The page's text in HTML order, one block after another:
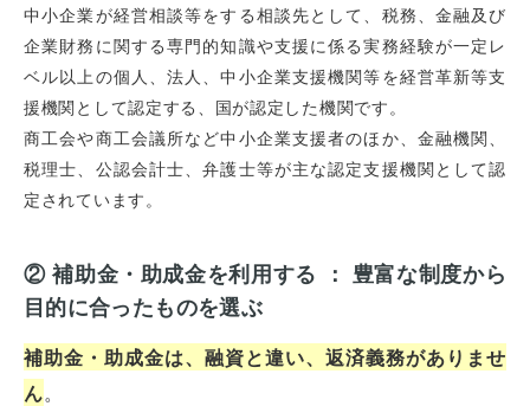
中小企業が経営相談等をする相談先として、税務、金融及び
企業財務に関する専門的知識や支援に係る実務経験が一定レ
ベル以上の個人、法人、中小企業支援機関等を経営革新等支
援機関として認定する、国が認定した機関です。
商工会や商工会議所など中小企業支援者のほか、金融機関、
税理士、公認会計士、弁護士等が主な認定支援機関として認
定されています。
② 補助金・助成金を利用する ： 豊富な制度から
目的に合ったものを選ぶ
補助金・助成金は、融資と違い、返済義務がありませ
ん。
予算の相談、見積依頼など
お気軽にご相談ください！
お問合せ・見積依頼をする